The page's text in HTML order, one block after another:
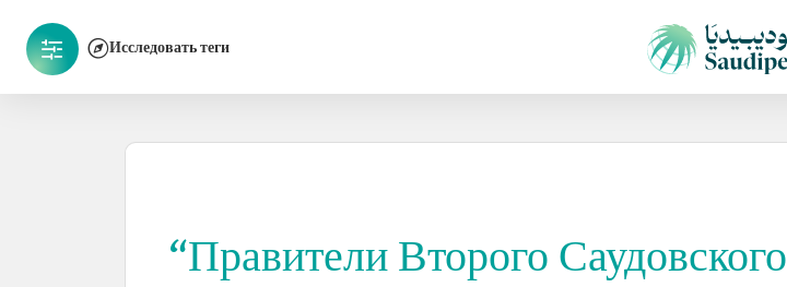
Исследовать теги
“Правители Второго Саудовского